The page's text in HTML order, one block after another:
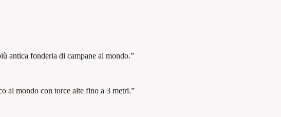
antica fonderia di campane al mondo.”
al mondo con torce alte fino a 3 metri.”